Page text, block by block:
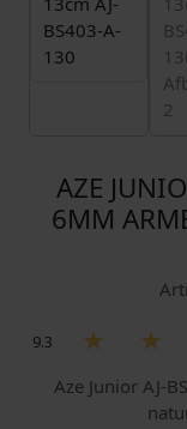
AZE
6MM
9.3
Aze Junior AJ-